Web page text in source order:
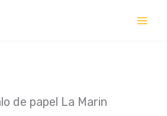
de papel La Marin